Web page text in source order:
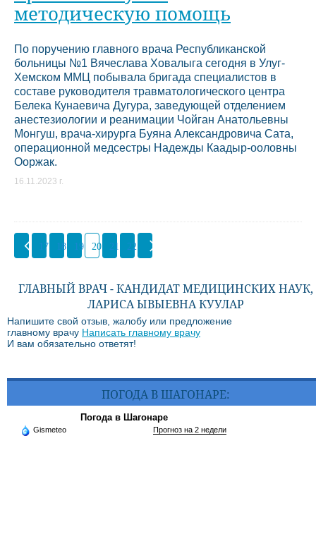
методическую помощь
По поручению главного врача Республиканской
больницы №1 Вячеслава Ховалыга сегодня в Улуг-
Хемском ММЦ побывала бригада специалистов в
составе руководителя травматологического центра
Белека Кунаевича Дугура, заведующей отделением
анестезиологии и реанимации Чойган Анатольевны
Монгуш, врача-хирурга Буяна Александровича Сата,
операционной медсестры Надежды Каадыр-ооловны
Ооржак.
16.11.2023 г.
17 18 19 20 21 22
ГЛАВНЫЙ ВРАЧ - КАНДИДАТ МЕДИЦИНСКИХ НАУК,
ЛАРИСА ЫВЫЕВНА КУУЛАР
Напишите свой отзыв, жалобу или предложение
главному врачу Написать главному врачу
И вам обязательно ответят!
ПОГОДА В ШАГОНАРЕ:
Погода в Шагонаре
Gismeteo Прогноз на 2 недели